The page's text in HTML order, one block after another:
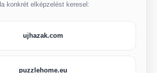
konkrét elképzelést keresel:
ujhazak.com
puzzlehome.eu